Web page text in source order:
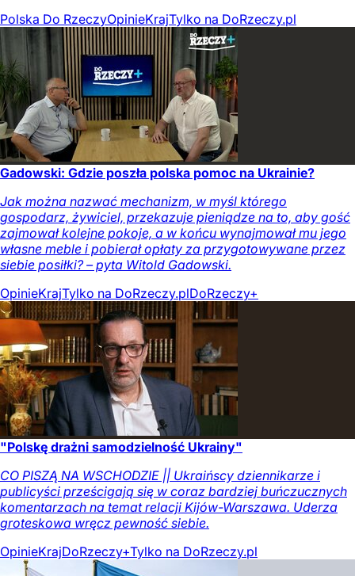
Polska Do RzeczyOpinieKrajTylko na DoRzeczy.pl
Gadowski: Gdzie poszła polska pomoc na Ukrainie?
Jak można nazwać mechanizm, w myśl którego
gospodarz, żywiciel, przekazuje pieniądze na to, aby gość
zajmował kolejne pokoje, a w końcu wynajmował mu jego
własne meble i pobierał opłaty za przygotowywane przez
siebie posiłki? – pyta Witold Gadowski.
OpinieKrajTylko na DoRzeczy.plDoRzeczy+
"Polskę drażni samodzielność Ukrainy"
CO PISZĄ NA WSCHODZIE || Ukraińscy dziennikarze i
publicyści prześcigają się w coraz bardziej buńczucznych
komentarzach na temat relacji Kijów-Warszawa. Uderza
groteskowa wręcz pewność siebie.
OpinieKrajDoRzeczy+Tylko na DoRzeczy.pl